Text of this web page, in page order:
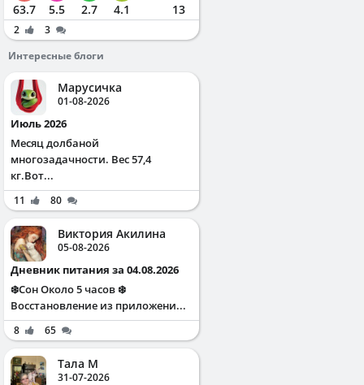
63.7 5.5 2.7 4.1 13
2
3
Интересные блоги
Марусичка
01-08-2026
Июль 2026
Месяц долбаной
многозадачности. Вес 57,4
кг.Вот...
11 80
Виктория Акилина
05-08-2026
Дневник питания за 04.08.2026
❄️Сон Около 5 часов ❄️
Восстановление из приложени...
8 65
Тала М
31-07-2026